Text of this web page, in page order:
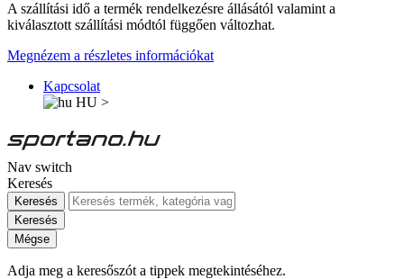
A szállítási idő a termék rendelkezésre állásától valamint a
kiválasztott szállítási módtól függően változhat.
Megnézem a részletes információkat
Kapcsolat
HU >
Nav switch
Keresés
Keresés
Keresés
Mégse
Adja meg a keresőszót a tippek megtekintéséhez.